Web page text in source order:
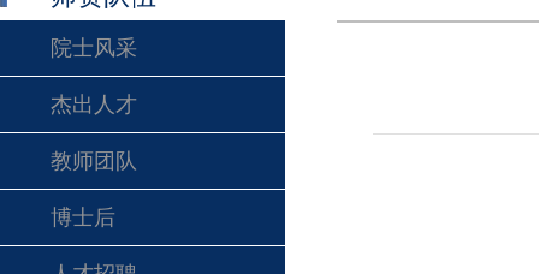
院士风采
杰出人才
教师团队
博士后